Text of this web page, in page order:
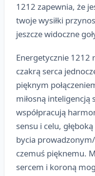
1212 zapewnia, że
twoje wysiłki
jeszcze widoczne
Energetycznie 1212
czakrą serca
pięknym
miłosną inteligencją
współpracują
sensu i celu,
bycia prowadzonym/
czemuś pięknemu.
sercem i koroną